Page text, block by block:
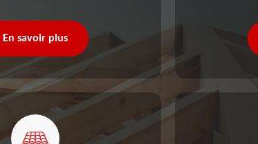
En savoir plus